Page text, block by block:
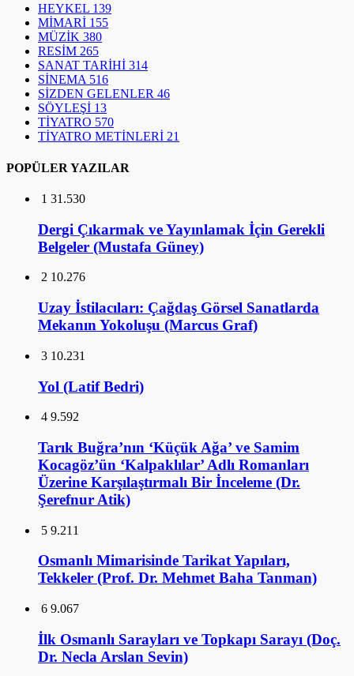
HEYKEL 139
MİMARİ 155
MÜZİK 380
RESİM 265
SANAT TARİHİ 314
SİNEMA 516
SİZDEN GELENLER 46
SÖYLEŞİ 13
TİYATRO 570
TİYATRO METİNLERİ 21
POPÜLER YAZILAR
1 31.530
Dergi Çıkarmak ve Yayınlamak İçin Gerekli
Belgeler (Mustafa Güney)
2 10.276
Uzay İstilacıları: Çağdaş Görsel Sanatlarda
Mekanın Yokoluşu (Marcus Graf)
3 10.231
Yol (Latif Bedri)
4 9.592
Tarık Buğra’nın ‘Küçük Ağa’ ve Samim
Kocagöz’ün ‘Kalpaklılar’ Adlı Romanları
Üzerine Karşılaştırmalı Bir İnceleme (Dr.
Şerefnur Atik)
5 9.211
Osmanlı Mimarisinde Tarikat Yapıları,
Tekkeler (Prof. Dr. Mehmet Baha Tanman)
6 9.067
İlk Osmanlı Sarayları ve Topkapı Sarayı (Doç.
Dr. Necla Arslan Sevin)